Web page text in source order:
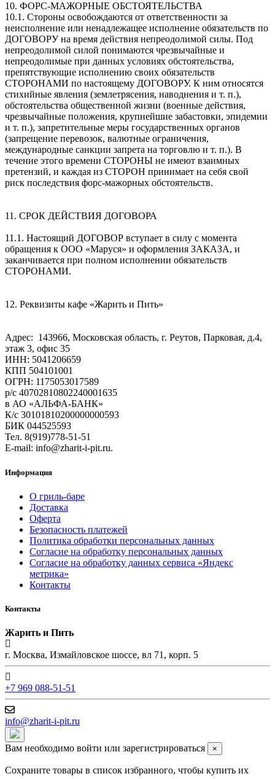
10. ФОРС-МАЖОРНЫЕ ОБСТОЯТЕЛЬСТВА
10.1. Стороны освобождаются от ответственности за
неисполнение или ненадлежащее исполнение обязательств по
ДОГОВОРУ на время действия непреодолимой силы. Под
непреодолимой силой понимаются чрезвычайные и
непреодолимые при данных условиях обстоятельства,
препятствующие исполнению своих обязательств
СТОРОНАМИ по настоящему ДОГОВОРУ. К ним относятся
стихийные явления (землетрясения, наводнения и т. п.),
обстоятельства общественной жизни (военные действия,
чрезвычайные положения, крупнейшие забастовки, эпидемии
и т. п.), запретительные меры государственных органов
(запрещение перевозок, валютные ограничения,
международные санкции запрета на торговлю и т. п.). В
течение этого времени СТОРОНЫ не имеют взаимных
претензий, и каждая из СТОРОН принимает на себя свой
риск последствия форс-мажорных обстоятельств.
11. СРОК ДЕЙСТВИЯ ДОГОВОРА
11.1. Настоящий ДОГОВОР вступает в силу с момента
обращения к ООО «Маруся» и оформления ЗАКАЗА, и
заканчивается при полном исполнении обязательств
СТОРОНАМИ.
12. Реквизиты кафе «Жарить и Пить»
Адрес: 143966, Московская область, г. Реутов, Парковая, д.4,
этаж 3, офис 35
ИНН: 5041206659
КПП 504101001
ОГРН: 1175053017589
р/с 40702810802240001635
в АО «АЛЬФА-БАНК»
К/с 30101810200000000593
БИК 044525593
Тел. 8(919)778-51-51
E-mail: info@zharit-i-pit.ru.
Информация
О гриль-баре
Доставка
Оферта
Безопасность платежей
Политика обработки персональных данных
Согласие на обработку персональных данных
Согласие на обработку данных сервиса «Яндекс
метрика»
Контакты
Контакты
Жарить и Пить
г. Москва, Измайловское шоссе, вл 71, корп. 5
+7 969 088-51-51
info@zharit-i-pit.ru
Вам необходимо войти или зарегистрироваться ×
Сохраните товары в список избранного, чтобы купить их